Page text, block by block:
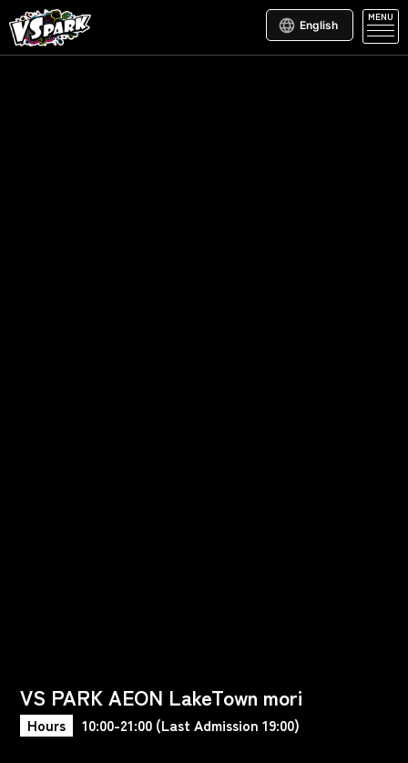
English
MENU
VS PARK AEON LakeTown mori
Hours 10:00-21:00 (Last Admission 19:00)